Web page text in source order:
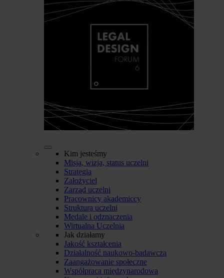
Kim jesteśmy
Misja, wizja, status uczelni
Strategia
Założyciel
Zarząd uczelni
Pracownicy akademiccy
Struktura uczelni
Medale i odznaczenia
Wirtualna Uczelnia
Jak działamy
Jakość kształcenia
Działalność naukowo-badawcza
Zaangażowanie społeczne
Współpraca międzynarodowa